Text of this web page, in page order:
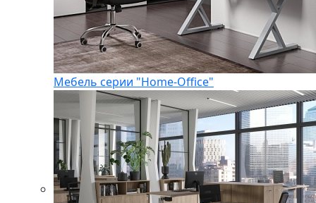
Мебель серии "Home-Office"